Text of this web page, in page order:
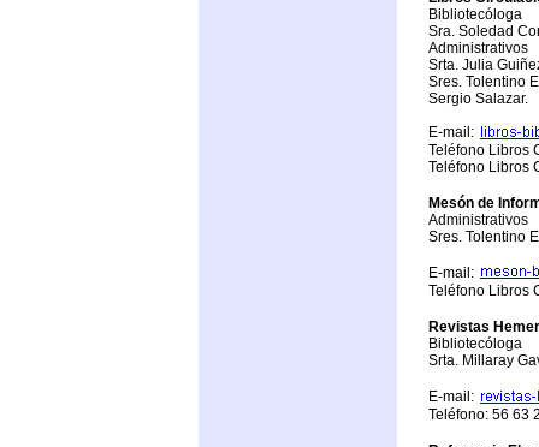
Bibliotecóloga
Sra. Soledad
Administrativos
Srta. Julia
Sres. Tolentino
Sergio Salazar.
E-mail:
Teléfono Libros
Teléfono Libros
Mesón de
Administrativos
Sres. Tolentino
E-mail:
Teléfono Libros
Revistas
Bibliotecóloga
Srta. Millaray
E-mail:
Teléfono: 56 63